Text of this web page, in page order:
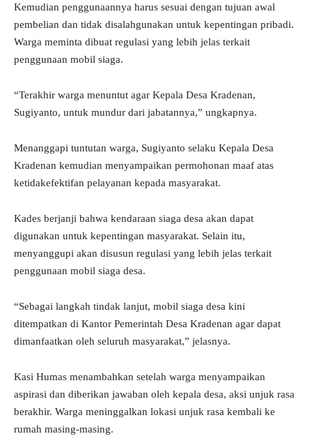
Kemudian penggunaannya harus sesuai dengan tujuan awal
pembelian dan tidak disalahgunakan untuk kepentingan pribadi.
Warga meminta dibuat regulasi yang lebih jelas terkait
penggunaan mobil siaga.
“Terakhir warga menuntut agar Kepala Desa Kradenan,
Sugiyanto, untuk mundur dari jabatannya,” ungkapnya.
Menanggapi tuntutan warga, Sugiyanto selaku Kepala Desa
Kradenan kemudian menyampaikan permohonan maaf atas
ketidakefektifan pelayanan kepada masyarakat.
Kades berjanji bahwa kendaraan siaga desa akan dapat
digunakan untuk kepentingan masyarakat. Selain itu,
menyanggupi akan disusun regulasi yang lebih jelas terkait
penggunaan mobil siaga desa.
“Sebagai langkah tindak lanjut, mobil siaga desa kini
ditempatkan di Kantor Pemerintah Desa Kradenan agar dapat
dimanfaatkan oleh seluruh masyarakat,” jelasnya.
Kasi Humas menambahkan setelah warga menyampaikan
aspirasi dan diberikan jawaban oleh kepala desa, aksi unjuk rasa
berakhir. Warga meninggalkan lokasi unjuk rasa kembali ke
rumah masing-masing.